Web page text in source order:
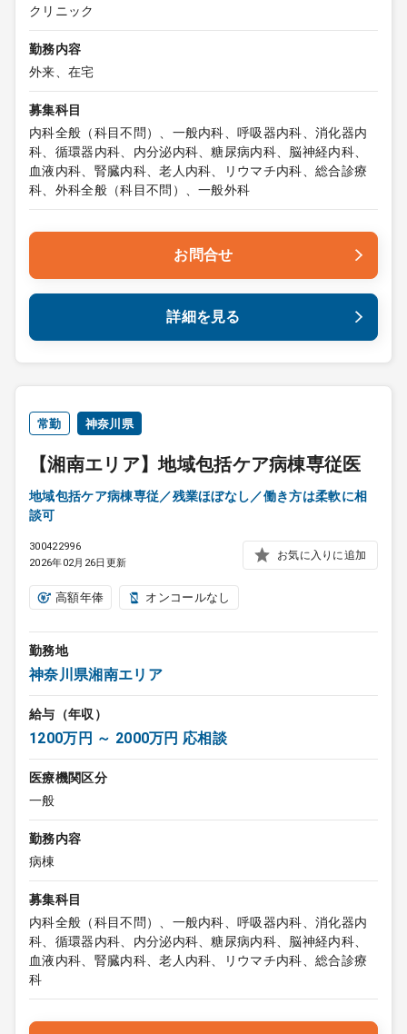
クリニック
勤務内容
外来、在宅
募集科目
内科全般（科目不問）、一般内科、呼吸器内科、消化器内
科、循環器内科、内分泌内科、糖尿病内科、脳神経内科、
血液内科、腎臓内科、老人内科、リウマチ内科、総合診療
科、外科全般（科目不問）、一般外科
お問合せ
詳細を見る
常勤 神奈川県
【湘南エリア】地域包括ケア病棟専従医
地域包括ケア病棟専従／残業ほぼなし／働き方は柔軟に相
談可
300422996
2026年02月26日更新
お気に入りに追加
高額年俸 オンコールなし
勤務地
神奈川県湘南エリア
給与（年収）
1200万円 ～ 2000万円 応相談
医療機関区分
一般
勤務内容
病棟
募集科目
内科全般（科目不問）、一般内科、呼吸器内科、消化器内
科、循環器内科、内分泌内科、糖尿病内科、脳神経内科、
血液内科、腎臓内科、老人内科、リウマチ内科、総合診療
科